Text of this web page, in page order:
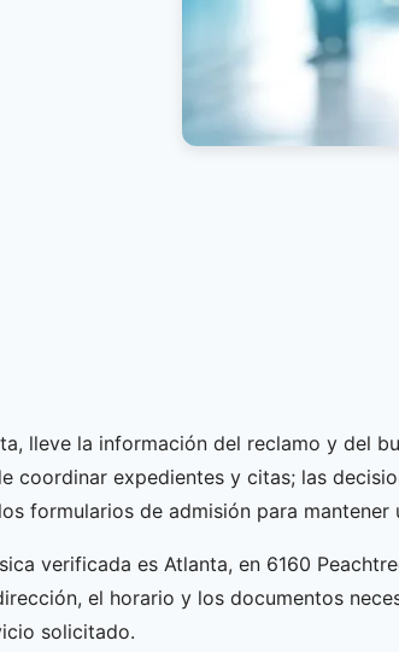
lleve la información del reclamo y del
expedientes y citas; las
formularios de admisión para mantener
verificada es Atlanta, en 6160
el horario y los documentos
solicitado.